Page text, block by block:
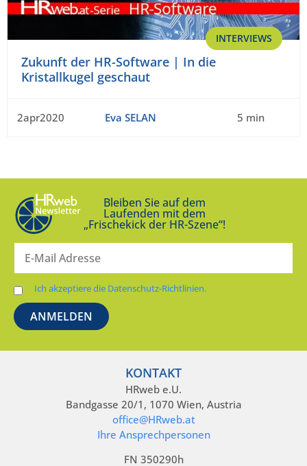
INTERVIEWS
Zukunft der HR-Software | In die
Kristallkugel geschaut
2apr2020 Eva SELAN 5 min
Bleiben Sie auf dem
Laufenden mit dem
„Frischekick der HR-Szene“!
Ich akzeptiere die Datenschutz-Richtlinien.
KONTAKT
HRweb e.U.
Bandgasse 20/1, 1070 Wien, Austria
office@HRweb.at
Ihre Ansprechpersonen
FN 350290h